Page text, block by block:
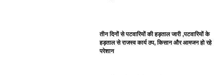
तीन दिनों से पटवारियों की हड़ताल जारी ,पटवारियों के
हड़ताल से राजस्व कार्य ठप, किसान और आमजन हो रहे
परेशान